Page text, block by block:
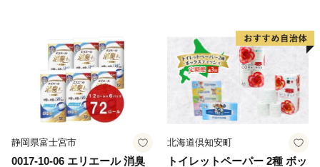
ー 消耗品 備蓄 送料無料 北海
道 倶知安町 日用品
静岡県富士宮市
0017-10-06 エリエール 消臭
北海道倶知安町
トイレットペーパー 2種 ボッ